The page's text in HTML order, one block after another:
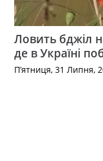
Ловить бджіл
де в Україні
П’ятниця, 31 Липня,